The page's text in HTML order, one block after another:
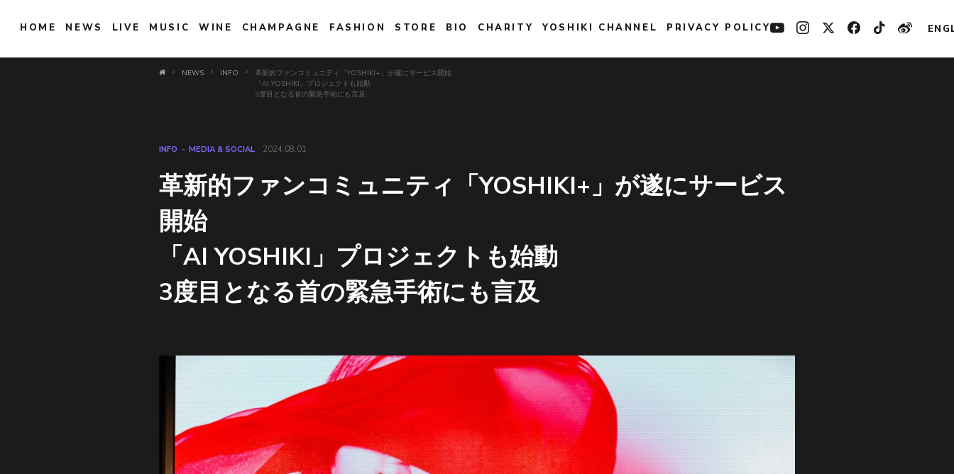
HOME NEWS LIVE MUSIC WINE CHAMPAGNE FASHION STORE BIO CHARITY YOSHIKI CHANNEL PRIVACY POLICY
NEWS INFO
革新的ファンコミュニティ「YOSHIKI+」が遂にサービス開始
「AI YOSHIKI」プロジェクトも始動
3度目となる首の緊急手術にも言及
INFO MEDIA & SOCIAL 2024.08.01
革新的ファンコミュニティ「YOSHIKI+」が遂にサービス
開始
「AI YOSHIKI」プロジェクトも始動
3度目となる首の緊急手術にも言及